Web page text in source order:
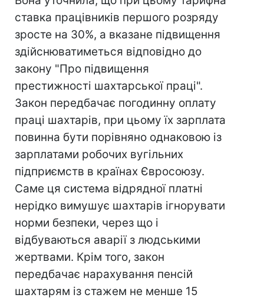
ставка працівників першого розряду
зросте на 30%, а вказане підвищення
здійснюватиметься відповідно до
закону "Про підвищення
престижності шахтарської праці".
Закон передбачає погодинну оплату
праці шахтарів, при цьому їх зарплата
повинна бути порівняно однаковою із
зарплатами робочих вугільних
підприємств в країнах Євросоюзу.
Саме ця система відрядної платні
нерідко вимушує шахтарів ігнорувати
норми безпеки, через що і
відбуваються аварії з людськими
жертвами. Крім того, закон
передбачає нарахування пенсій
шахтарям із стажем не менше 15